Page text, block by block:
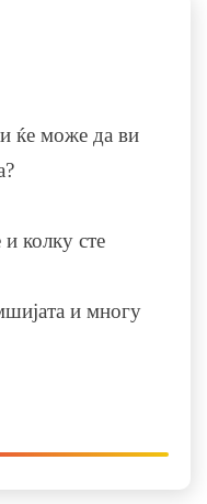
ќе може да ви
колку сте
и многу